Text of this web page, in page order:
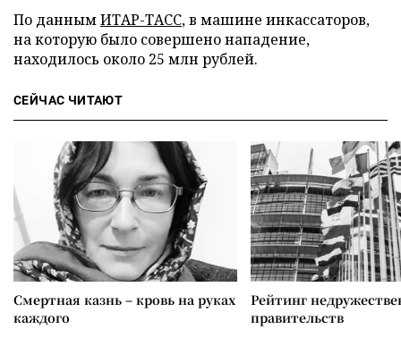
По даннымИТАР-ТАСС, в машине инкассаторов,
на которую было совершено нападение,
находилось около 25 млн рублей.
СЕЙЧАС ЧИТАЮТ
Смертная казнь – кровь на руках
каждого
Рейтинг
правительств